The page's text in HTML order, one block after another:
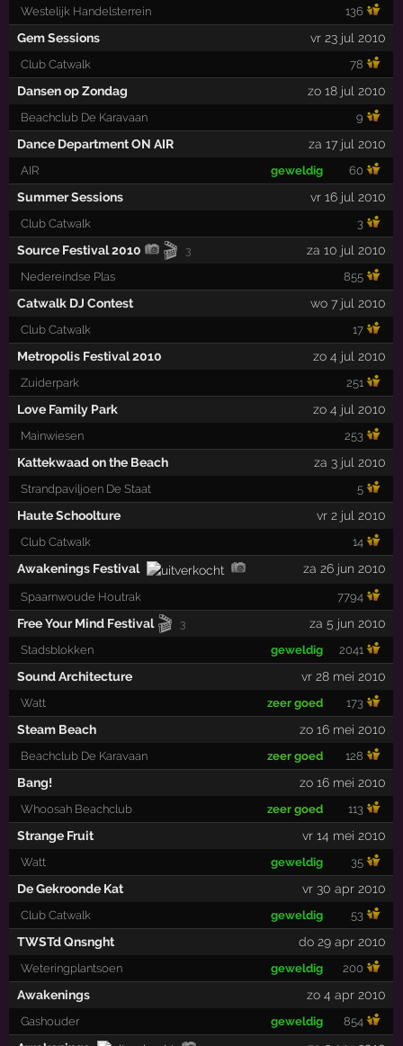
Westelijk Handelsterrein 136
Gem Sessions vr 23 jul 2010
Club Catwalk 78
Dansen op Zondag zo 18 jul 2010
Beachclub De Karavaan 9
Dance Department ON AIR za 17 jul 2010
AIR geweldig 60
Summer Sessions vr 16 jul 2010
Club Catwalk 3
Source Festival 2010 🎬 3 za 10 jul 2010
Nedereindse Plas 855
Catwalk DJ Contest wo 7 jul 2010
Club Catwalk 17
Metropolis Festival 2010 zo 4 jul 2010
Zuiderpark 251
Love Family Park zo 4 jul 2010
Mainwiesen 253
Kattekwaad on the Beach za 3 jul 2010
Strandpaviljoen De Staat 5
Haute Schoolture vr 2 jul 2010
Club Catwalk 14
Awakenings Festival za 26 jun 2010
Spaarnwoude Houtrak 7794
Free Your Mind Festival 🎬 3 za 5 jun 2010
Stadsblokken geweldig 2041
Sound Architecture vr 28 mei 2010
Watt zeer goed 173
Steam Beach zo 16 mei 2010
Beachclub De Karavaan zeer goed 128
Bang! zo 16 mei 2010
Whoosah Beachclub zeer goed 113
Strange Fruit vr 14 mei 2010
Watt geweldig 35
De Gekroonde Kat vr 30 apr 2010
Club Catwalk geweldig 53
TWSTd Qnsnght do 29 apr 2010
Weteringplantsoen geweldig 200
Awakenings zo 4 apr 2010
Gashouder geweldig 854